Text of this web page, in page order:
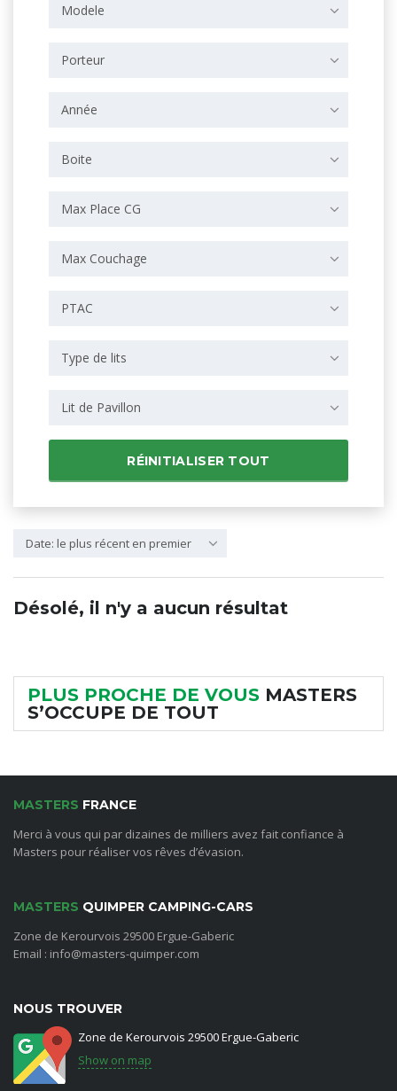
Modele
Porteur
Année
Boite
Max Place CG
Max Couchage
PTAC
Type de lits
Lit de Pavillon
RÉINITIALISER TOUT
Date: le plus récent en premier
Désolé, il n'y a aucun résultat
PLUS PROCHE DE VOUS MASTERS
S’OCCUPE DE TOUT
MASTERS FRANCE
Merci à vous qui par dizaines de milliers avez fait confiance à
Masters pour réaliser vos rêves d’évasion.
MASTERS QUIMPER CAMPING-CARS
Zone de Kerourvois 29500 Ergue-Gaberic
Email : info@masters-quimper.com
NOUS TROUVER
Zone de Kerourvois 29500 Ergue-Gaberic
Show on map